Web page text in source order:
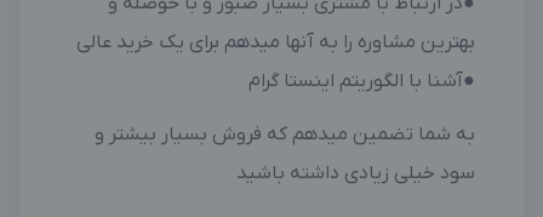
بهترین مشاوره را به آنها میدهم برای یک خرید عالی
●آشنا با الگوریتم اینستا گرام
به شما تضمین میدهم که فروش بسیار بیشتر و
سود خیلی زیادی داشته باشید